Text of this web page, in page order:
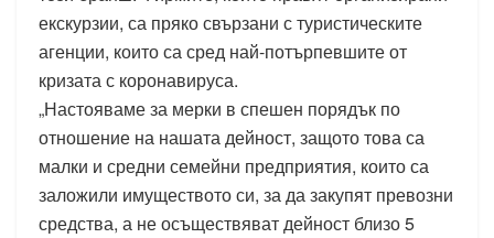
екскурзии, са пряко свързани с туристическите
агенции, които са сред най-потърпевшите от
кризата с коронавируса.
„Настояваме за мерки в спешен порядък по
отношение на нашата дейност, защото това са
малки и средни семейни предприятия, които са
заложили имуществото си, за да закупят превозни
средства, а не осъществяват дейност близо 5